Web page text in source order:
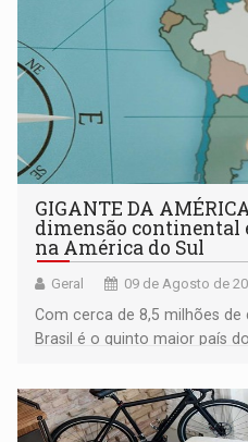
GIGANTE DA
dimensão continental
na América do Sul
Geral 09 de Agosto de
Com cerca de 8,5 milhões
Brasil é o quinto maior país